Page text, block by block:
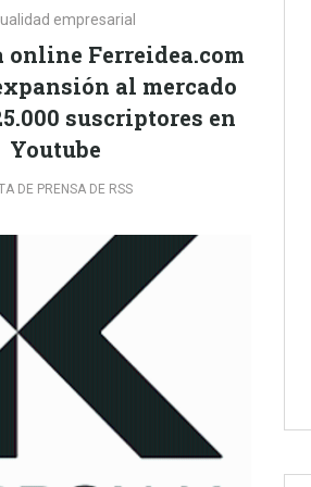
empresarial
online Ferreidea.com
al mercado
suscriptores en
Youtube
DE PRENSA DE RSS